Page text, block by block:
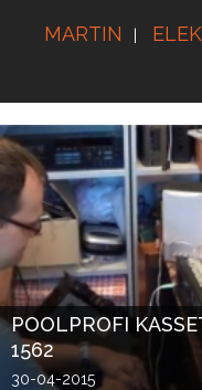
MARTIN
POOLPROFI
1562
30-04-2015